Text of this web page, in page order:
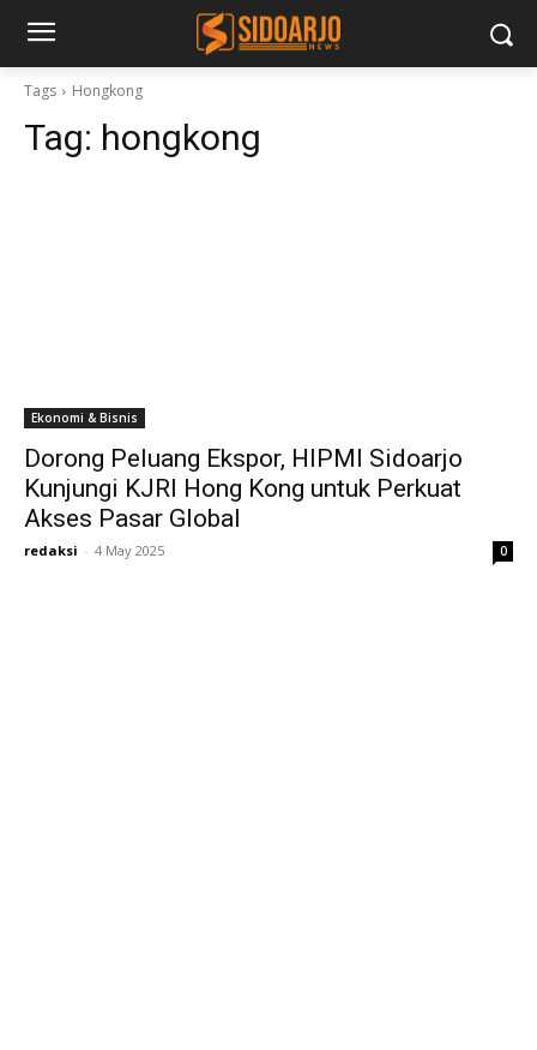
Tags Hongkong
Tag: hongkong
Ekonomi & Bisnis
Dorong Peluang Ekspor, HIPMI Sidoarjo
Kunjungi KJRI Hong Kong untuk Perkuat
Akses Pasar Global
redaksi - 4 May 2025 0